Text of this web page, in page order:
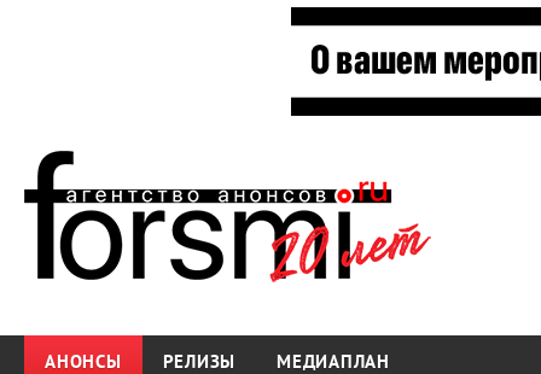
АНОНСЫ РЕЛИЗЫ МЕДИАПЛАН